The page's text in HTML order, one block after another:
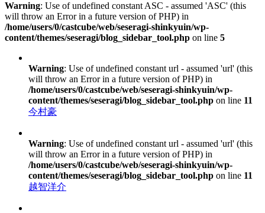
Warning: Use of undefined constant ASC - assumed 'ASC' (this
will throw an Error in a future version of PHP) in
/home/users/0/castcube/web/seseragi-shinkyuin/wp-
content/themes/seseragi/blog_sidebar_tool.php on line 5
Warning: Use of undefined constant url - assumed 'url' (this
will throw an Error in a future version of PHP) in
/home/users/0/castcube/web/seseragi-shinkyuin/wp-
content/themes/seseragi/blog_sidebar_tool.php on line 11
今村豪
Warning: Use of undefined constant url - assumed 'url' (this
will throw an Error in a future version of PHP) in
/home/users/0/castcube/web/seseragi-shinkyuin/wp-
content/themes/seseragi/blog_sidebar_tool.php on line 11
越智洋介